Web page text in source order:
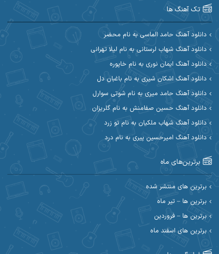
آرین صیادی
آرین مریدی
آوات بوکانی آوات یگانه
آیت احمدنژاد
ابراهیم شمس ابوالحسن جاویدان
ابی حسینی
احسان آیینفر احسان اصغری
احسان امیدوار
احسان حیدری احسان دریادل
احسان رمضانی احسان علیانی
احسان کریمی احسان کمری
تک آهنگ ها
دانلود آهنگ حامد الماسی به نام محضر
دانلود آهنگ شهاب لرستانی به نام لیلا تهرانی
دانلود آهنگ ایمان نوری به نام خاپوره
دانلود آهنگ اشکان شیری به نام باغبان دل
دانلود آهنگ حامد میری به نام شوتی سوارل
دانلود آهنگ حسین صفامنش به نام گلریزان
دانلود آهنگ شهاب ملکیان به نام تو زرد
دانلود آهنگ امیرحسین پیری به نام درد
برترین‌های ماه
برترین های منتشر شده
برترین ها – تیر ماه
برترین ها – فروردین
برترین های اسفند ماه